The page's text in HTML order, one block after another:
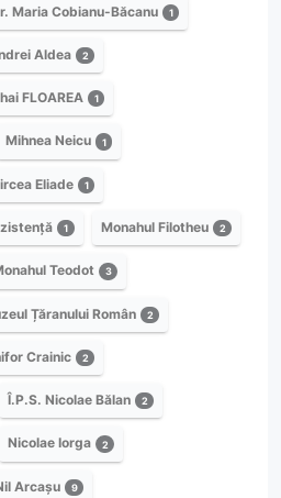
Maria Cobianu-Băcanu 1
Aldea 2
FLOAREA 1
Mihnea Neicu 1
Eliade 1
1 Monahul Filotheu 2
Teodot 3
Țăranului Român 2
Crainic 2
Î.P.S. Nicolae Bălan 2
Nicolae Iorga 2
Arcașu 9